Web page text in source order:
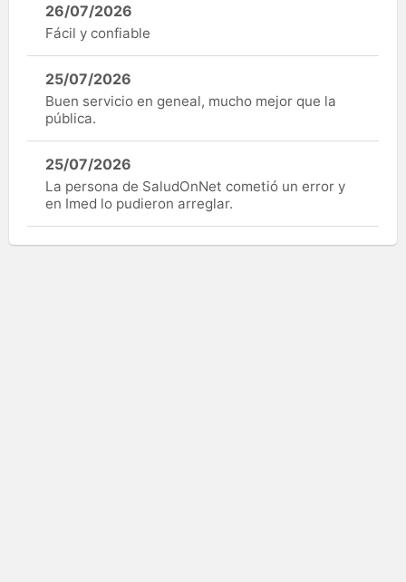
26/07/2026
Fácil y confiable
25/07/2026
Buen servicio en geneal, mucho mejor que la
pública.
25/07/2026
La persona de SaludOnNet cometió un error y
en Imed lo pudieron arreglar.